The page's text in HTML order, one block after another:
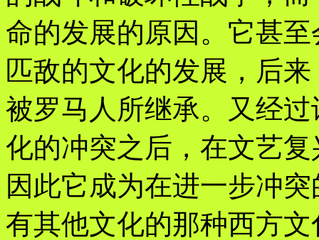
命的发展的原因。它甚
匹敌的文化的发展，后
被罗马人所继承。又经
化的冲突之后，在文艺
因此它成为在进一步冲
有其他文化的那种西方